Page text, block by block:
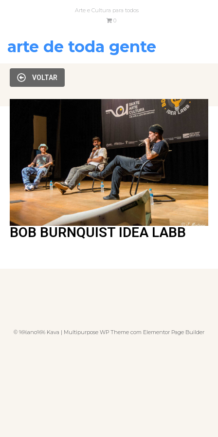
Arte e Cultura para todos
0
arte de toda gente
VOLTAR
BOB BURNQUIST IDEA LABB
© %%ano%% Kava | Multipurpose WP Theme com Elementor Page Builder